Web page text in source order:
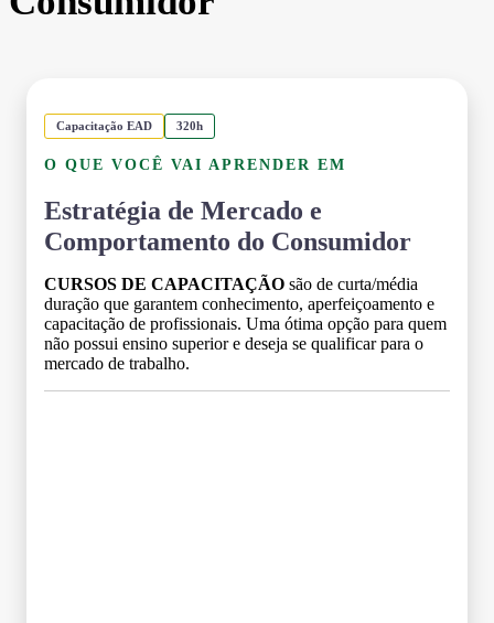
Capacitação EAD 320h
O QUE VOCÊ VAI APRENDER EM
Estratégia de Mercado e
Comportamento do Consumidor
CURSOS DE CAPACITAÇÃO são de curta/média
duração que garantem conhecimento, aperfeiçoamento e
capacitação de profissionais. Uma ótima opção para quem
não possui ensino superior e deseja se qualificar para o
mercado de trabalho.